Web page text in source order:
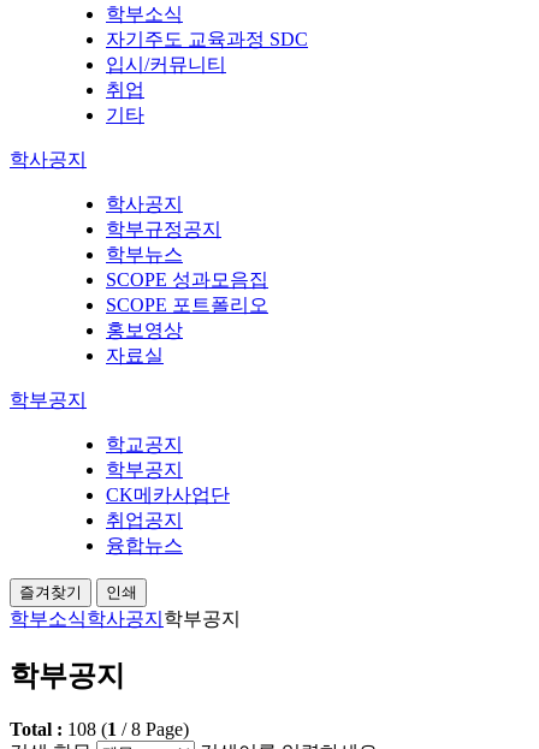
학부소식
자기주도 교육과정 SDC
입시/커뮤니티
취업
기타
학사공지
학사공지
학부규정공지
학부뉴스
SCOPE 성과모음집
SCOPE 포트폴리오
홍보영상
자료실
학부공지
학교공지
학부공지
CK메카사업단
취업공지
융합뉴스
즐겨찾기 인쇄
학부소식학사공지 학부공지
학부공지
Total : 108 (1 /8 Page)